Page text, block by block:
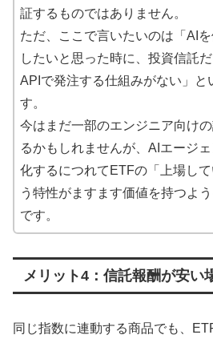
証するものではありません。
ただ、ここで言いたいのは「AI
したいと思った時に、投資信託
APIで発注する仕組みがない」と
す。
今はまだ一部のエンジニア向けの
るかもしれませんが、AIエージ
化するにつれてETFの「上場し
う特性がますます価値を持つよ
です。
メリット4：信託報酬が安い
同じ指数に連動する商品でも、